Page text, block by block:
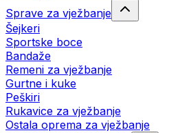
Sprave za vježbanje
Šejkeri
Sportske boce
Bandaže
Remeni za vježbanje
Gurtne i kuke
Peškiri
Rukavice za vježbanje
Ostala oprema za vježbanje